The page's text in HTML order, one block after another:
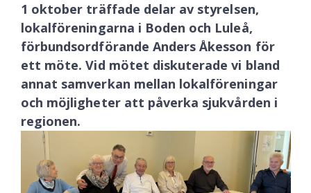
1 oktober träffade delar av styrelsen,
lokalföreningarna i Boden och Luleå,
förbundsordförande Anders Åkesson för
ett möte. Vid mötet diskuterade vi bland
annat samverkan mellan lokalföreningar
och möjligheter att påverka sjukvården i
regionen.